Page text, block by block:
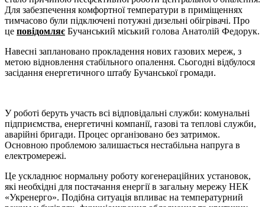
Для забезпечення комфортної температури в приміщеннях
тимчасово були підключені потужні дизельні обігрівачі. Про
це повідомляє Бучанський міський голова Анатолій Федорук.
Навесні заплановано прокладення нових газових мереж, з
метою відновлення стабільного опалення. Сьогодні відбулося
засідання енергетичного штабу Бучанської громади.
У роботі беруть участь всі відповідальні служби: комунальні
підприємства, енергетичні компанії, газові та теплові служби,
аварійні бригади. Процес організовано без затримок.
Основною проблемою залишається нестабільна напруга в
електромережі.
Це ускладнює нормальну роботу когенераційних установок,
які необхідні для постачання енергії в загальну мережу НЕК
«Укренерго». Подібна ситуація впливає на температурний